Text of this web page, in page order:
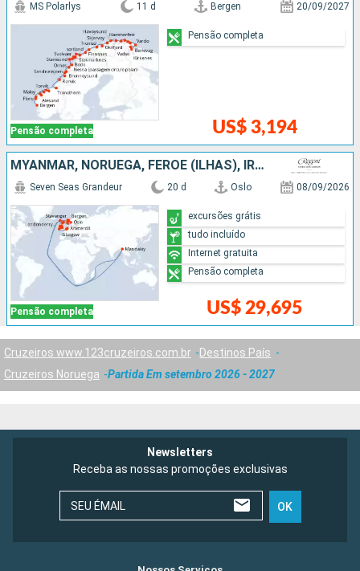
Pensão completa
MS Polarlys 11 d Bergen 20/09/2027
US$ 3,194
Pensão completa
MYANMAR, NORUEGA, FEROE (ILHAS), IRLANDA, BÉLGICA, HOLANDA
Pensão completa
Seven Seas Grandeur 20 d Oslo 08/09/2026
US$ 29,695
excursões grátis
tudo incluído
Internet gratuita
Pensão completa
Cruzeiros www.123cruzeiros.com.br
Destinos País
Cruzeiros Noruega
Partida Em setembro 2026 - 2027
Newsletters
Receba as nossas promoções exclusivas
SEU ÉMAIL OK